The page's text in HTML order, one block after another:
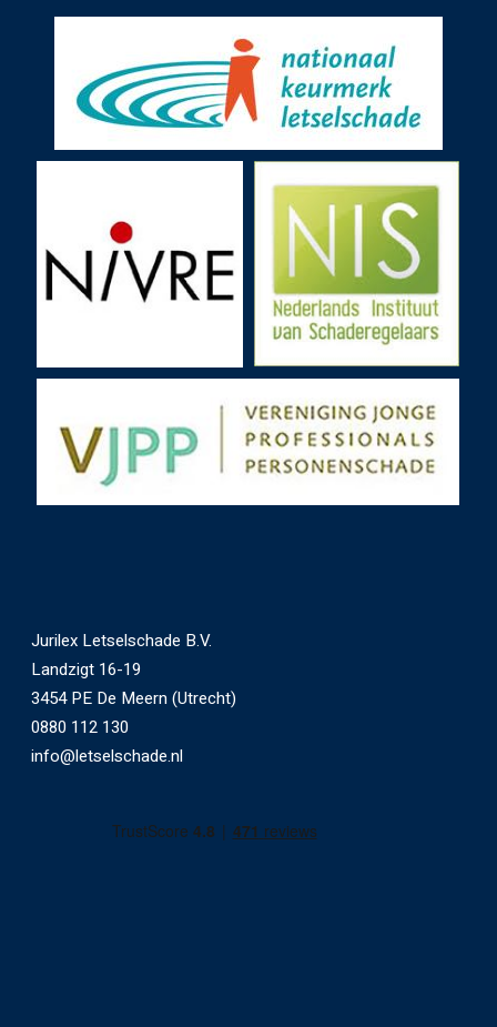
Jurilex Letselschade B.V.
Landzigt 16-19
3454 PE De Meern (Utrecht)
0880 112 130
info@letselschade.nl